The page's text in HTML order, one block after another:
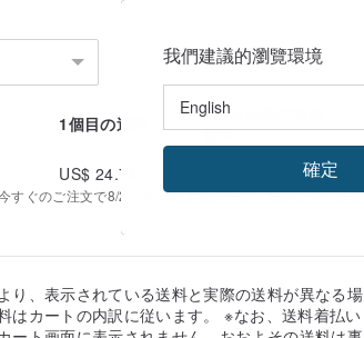
ください。
ください。
を引いたまま発送いたします。
頂ければ、時計が動き始めます。
さい。
の作品と画像の色味が異なって見える場合がござ
1個目の送料
2個目以降の追加
送料
US$ 24.74
すぐのご注文で8/27~9/14にお届け予定 | 追跡番号を提供
り、表示されている送料と実際の送料が異なる場
はカートの内訳に従います。 ※なお、送料着払い
我們建議的瀏覽環境
確定